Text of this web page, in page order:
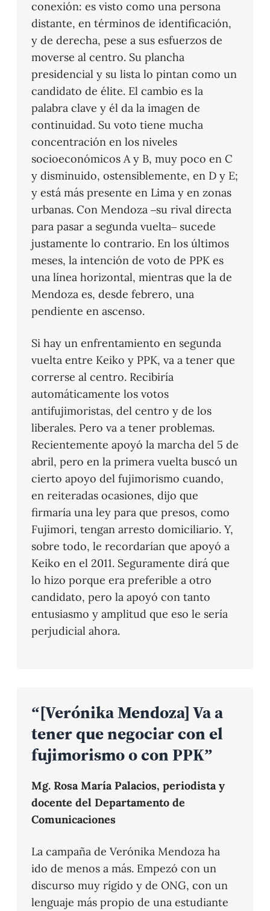
conexión: es visto como una persona
distante, en términos de identificación,
y de derecha, pese a sus esfuerzos de
moverse al centro. Su plancha
presidencial y su lista lo pintan como un
candidato de élite. El cambio es la
palabra clave y él da la imagen de
continuidad. Su voto tiene mucha
concentración en los niveles
socioeconómicos A y B, muy poco en C
y disminuido, ostensiblemente, en D y E;
y está más presente en Lima y en zonas
urbanas. Con Mendoza –su rival directa
para pasar a segunda vuelta– sucede
justamente lo contrario. En los últimos
meses, la intención de voto de PPK es
una línea horizontal, mientras que la de
Mendoza es, desde febrero, una
pendiente en ascenso.
Si hay un enfrentamiento en segunda
vuelta entre Keiko y PPK, va a tener que
correrse al centro. Recibiría
automáticamente los votos
antifujimoristas, del centro y de los
liberales. Pero va a tener problemas.
Recientemente apoyó la marcha del 5 de
abril, pero en la primera vuelta buscó un
cierto apoyo del fujimorismo cuando,
en reiteradas ocasiones, dijo que
firmaría una ley para que presos, como
Fujimori, tengan arresto domiciliario. Y,
sobre todo, le recordarían que apoyó a
Keiko en el 2011. Seguramente dirá que
lo hizo porque era preferible a otro
candidato, pero la apoyó con tanto
entusiasmo y amplitud que eso le sería
perjudicial ahora.
“[Verónika Mendoza] Va a
tener que negociar con el
fujimorismo o con PPK”
Mg. Rosa María Palacios, periodista y
docente del Departamento de
Comunicaciones
La campaña de Verónika Mendoza ha
ido de menos a más. Empezó con un
discurso muy rígido y de ONG, con un
lenguaje más propio de una estudiante